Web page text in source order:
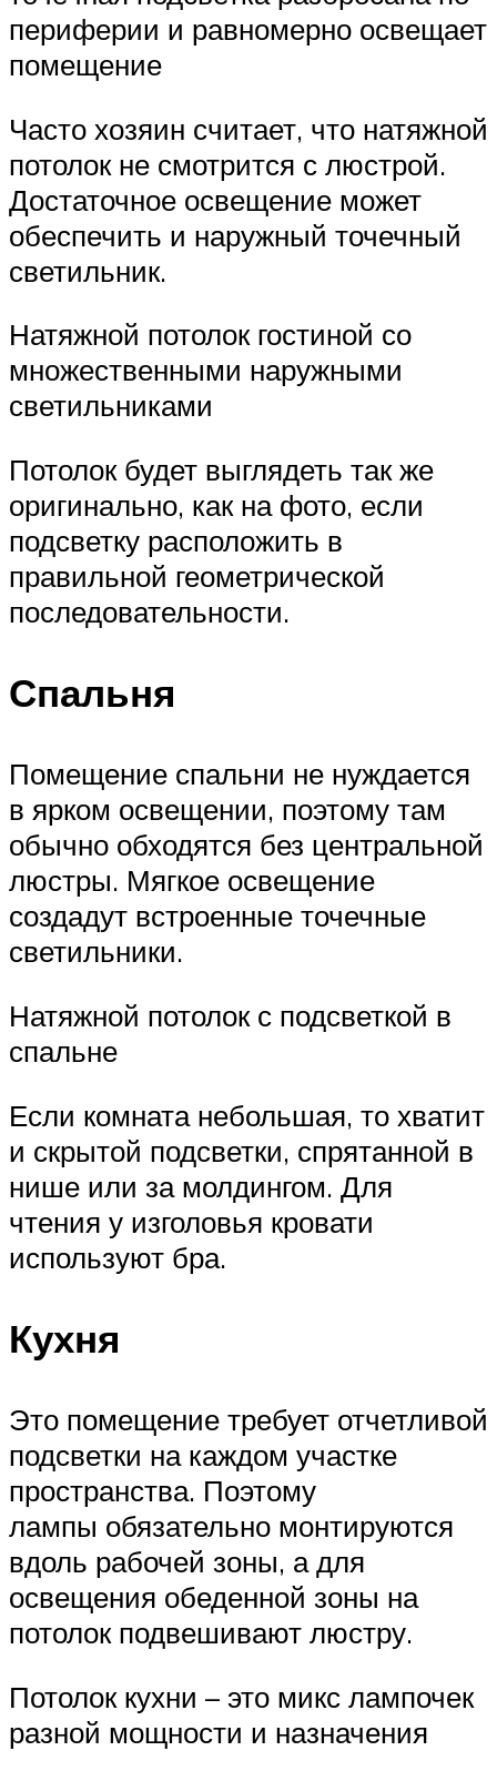
периферии и равномерно освещает
помещение
Часто хозяин считает, что натяжной
потолок не смотрится с люстрой.
Достаточное освещение может
обеспечить и наружный точечный
светильник.
Натяжной потолок гостиной со
множественными наружными
светильниками
Потолок будет выглядеть так же
оригинально, как на фото, если
подсветку расположить в
правильной геометрической
последовательности.
Спальня
Помещение спальни не нуждается
в ярком освещении, поэтому там
обычно обходятся без центральной
люстры. Мягкое освещение
создадут встроенные точечные
светильники.
Натяжной потолок с подсветкой в
спальне
Если комната небольшая, то хватит
и скрытой подсветки, спрятанной в
нише или за молдингом. Для
чтения у изголовья кровати
используют бра.
Кухня
Это помещение требует отчетливой
подсветки на каждом участке
пространства. Поэтому
лампы обязательно монтируются
вдоль рабочей зоны, а для
освещения обеденной зоны на
потолок подвешивают люстру.
Потолок кухни – это микс лампочек
разной мощности и назначения